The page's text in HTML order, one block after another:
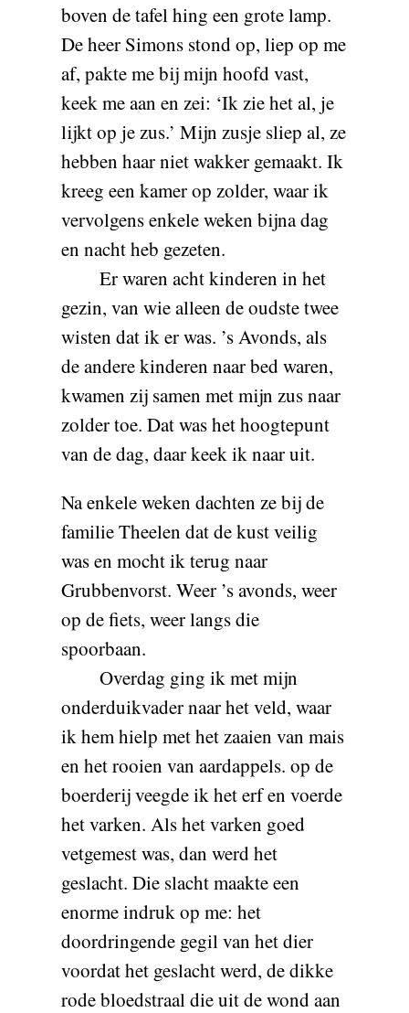
boven de tafel hing een grote lamp.
De heer Simons stond op, liep op me
af, pakte me bij mijn hoofd vast,
keek me aan en zei: ‘Ik zie het al, je
lijkt op je zus.’ Mijn zusje sliep al, ze
hebben haar niet wakker gemaakt. Ik
kreeg een kamer op zolder, waar ik
vervolgens enkele weken bijna dag
en nacht heb gezeten.
Er waren acht kinderen in het
gezin, van wie alleen de oudste twee
wisten dat ik er was. ’s Avonds, als
de andere kinderen naar bed waren,
kwamen zij samen met mijn zus naar
zolder toe. Dat was het hoogtepunt
van de dag, daar keek ik naar uit.
Na enkele weken dachten ze bij de
familie Theelen dat de kust veilig
was en mocht ik terug naar
Grubbenvorst. Weer ’s avonds, weer
op de fiets, weer langs die
spoorbaan.
Overdag ging ik met mijn
onderduikvader naar het veld, waar
ik hem hielp met het zaaien van mais
en het rooien van aardappels. op de
boerderij veegde ik het erf en voerde
het varken. Als het varken goed
vetgemest was, dan werd het
geslacht. Die slacht maakte een
enorme indruk op me: het
doordringende gegil van het dier
voordat het geslacht werd, de dikke
rode bloedstraal die uit de wond aan